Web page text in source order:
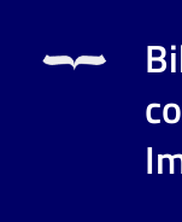
Scopri